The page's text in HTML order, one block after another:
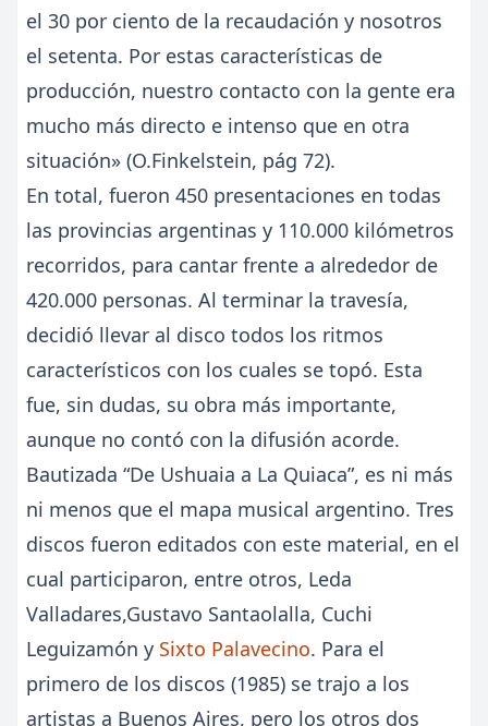
el 30 por ciento de la recaudación y nosotros
el setenta. Por estas características de
producción, nuestro contacto con la gente era
mucho más directo e intenso que en otra
situación» (O.Finkelstein, pág 72).
En total, fueron 450 presentaciones en todas
las provincias argentinas y 110.000 kilómetros
recorridos, para cantar frente a alrededor de
420.000 personas. Al terminar la travesía,
decidió llevar al disco todos los ritmos
característicos con los cuales se topó. Esta
fue, sin dudas, su obra más importante,
aunque no contó con la difusión acorde.
Bautizada “De Ushuaia a La Quiaca”, es ni más
ni menos que el mapa musical argentino. Tres
discos fueron editados con este material, en el
cual participaron, entre otros, Leda
Valladares,Gustavo Santaolalla, Cuchi
Leguizamón y Sixto Palavecino. Para el
primero de los discos (1985) se trajo a los
artistas a Buenos Aires, pero los otros dos